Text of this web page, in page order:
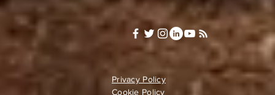
Privacy Policy
Cookie Policy